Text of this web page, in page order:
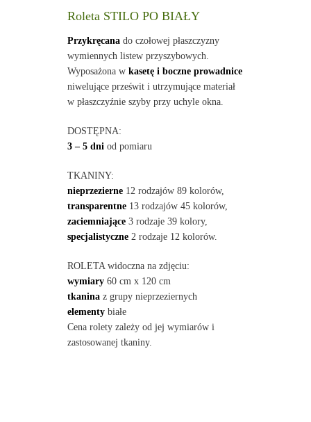
Roleta STILO PO BIAŁY
Przykręcanado czołowej płaszczyzny
wymiennych listew przyszybowych.
Wyposażona w kasetę i boczne prowadnice
niwelujące prześwit i utrzymujące materiał
w płaszczyźnie szyby przy uchyle okna.
DOSTĘPNA:
3 – 5 dniod pomiaru
TKANINY:
nieprzezierne12 rodzajów 89 kolorów,
transparentne13 rodzajów 45 kolorów,
zaciemniające3 rodzaje 39 kolory,
specjalistyczne2 rodzaje 12 kolorów.
ROLETA widoczna na zdjęciu:
wymiary60 cm x 120 cm
tkaninaz grupy nieprzeziernych
elementybiałe
Cena rolety zależy od jej wymiarów i
zastosowanej tkaniny.